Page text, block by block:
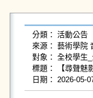
分類： 活動公告
來源： 藝術學院
對象： 全校學生
標題： 【尋聲魅